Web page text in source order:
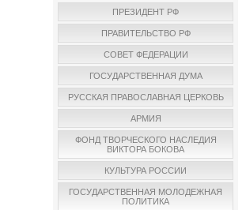
ПРЕЗИДЕНТ РФ
ПРАВИТЕЛЬСТВО РФ
СОВЕТ ФЕДЕРАЦИИ
ГОСУДАРСТВЕННАЯ ДУМА
РУССКАЯ ПРАВОСЛАВНАЯ ЦЕРКОВЬ
АРМИЯ
ФОНД ТВОРЧЕСКОГО НАСЛЕДИЯ
ВИКТОРА БОКОВА
КУЛЬТУРА РОССИИ
ГОСУДАРСТВЕННАЯ МОЛОДЕЖНАЯ
ПОЛИТИКА